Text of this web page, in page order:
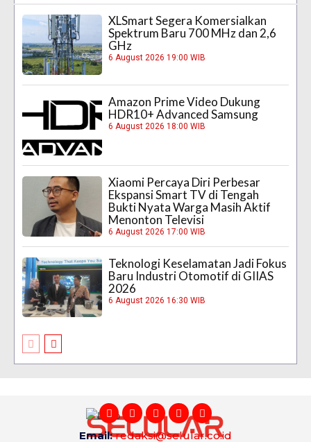
XLSmart Segera Komersialkan
Spektrum Baru 700 MHz dan 2,6
GHz
6 August 2026 19:00 WIB
Amazon Prime Video Dukung
HDR10+ Advanced Samsung
6 August 2026 18:00 WIB
Xiaomi Percaya Diri Perbesar
Ekspansi Smart TV di Tengah
Bukti Nyata Warga Masih Aktif
Menonton Televisi
6 August 2026 17:00 WIB
Teknologi Keselamatan Jadi Fokus
Baru Industri Otomotif di GIIAS
2026
6 August 2026 16:30 WIB
Email:redaksi@selular.co.id